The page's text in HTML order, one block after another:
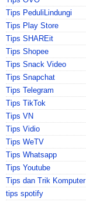
Tips PeduliLindungi
Tips Play Store
Tips SHAREit
Tips Shopee
Tips Snack Video
Tips Snapchat
Tips Telegram
Tips TikTok
Tips VN
Tips Vidio
Tips WeTV
Tips Whatsapp
Tips Youtube
Tips dan Trik Komputer
tips spotify